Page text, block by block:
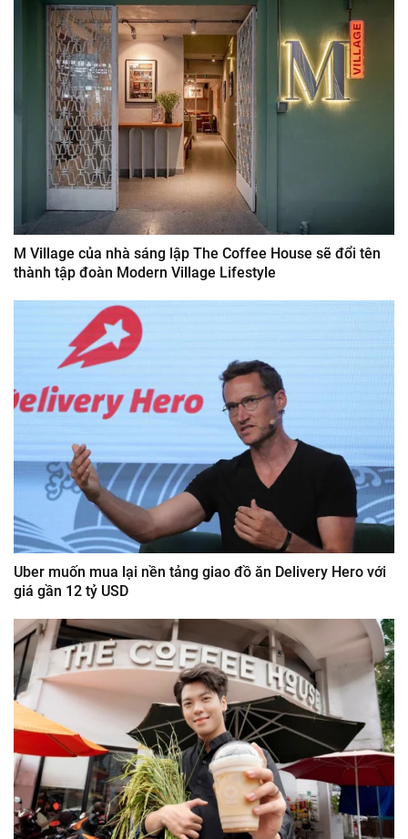
M Village của nhà sáng lập The Coffee House sẽ đổi tên
thành tập đoàn Modern Village Lifestyle
Uber muốn mua lại nền tảng giao đồ ăn Delivery Hero với
giá gần 12 tỷ USD